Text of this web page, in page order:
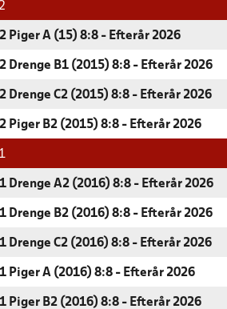
Piger A (15) 8:8 - Efterår 2026
Drenge B1 (2015) 8:8 - Efterår 2026
Drenge C2 (2015) 8:8 - Efterår 2026
Piger B2 (2015) 8:8 - Efterår 2026
Drenge A2 (2016) 8:8 - Efterår 2026
Drenge B2 (2016) 8:8 - Efterår 2026
Drenge C2 (2016) 8:8 - Efterår 2026
Piger A (2016) 8:8 - Efterår 2026
Piger B2 (2016) 8:8 - Efterår 2026